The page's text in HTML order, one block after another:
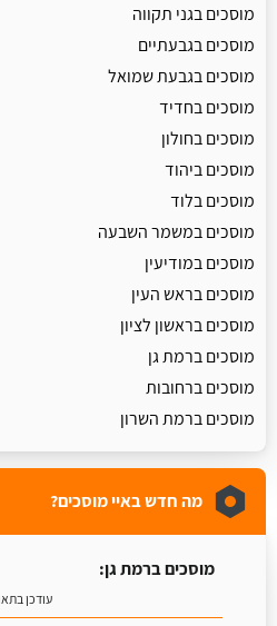
מוסכים בגני תקווה
מוסכים בגבעתיים
מוסכים בגבעת שמואל
מוסכים בחדיד
מוסכים בחולון
מוסכים ביהוד
מוסכים בלוד
מוסכים במשמר השבעה
מוסכים במודיעין
מוסכים בראש העין
מוסכים בראשון לציון
מוסכים ברמת גן
מוסכים ברחובות
מוסכים ברמת השרון
מה חדש באיי מוסכים?
מוסכים ברמת גן:
עודכן